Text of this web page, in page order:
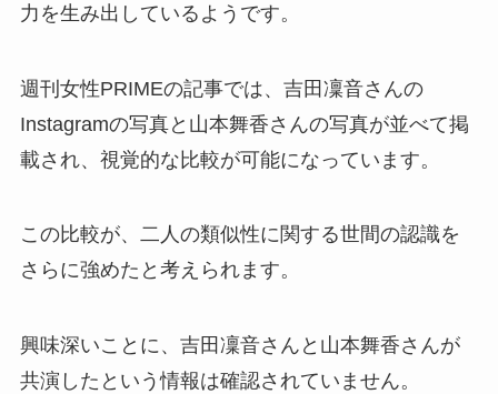
力を生み出しているようです。
週刊女性PRIMEの記事では、吉田凜音さんの
Instagramの写真と山本舞香さんの写真が並べて掲
載され、視覚的な比較が可能になっています。
この比較が、二人の類似性に関する世間の認識を
さらに強めたと考えられます。
興味深いことに、吉田凜音さんと山本舞香さんが
共演したという情報は確認されていません。